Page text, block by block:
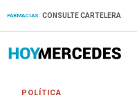
FARMACIAS: CONSULTE CARTELERA